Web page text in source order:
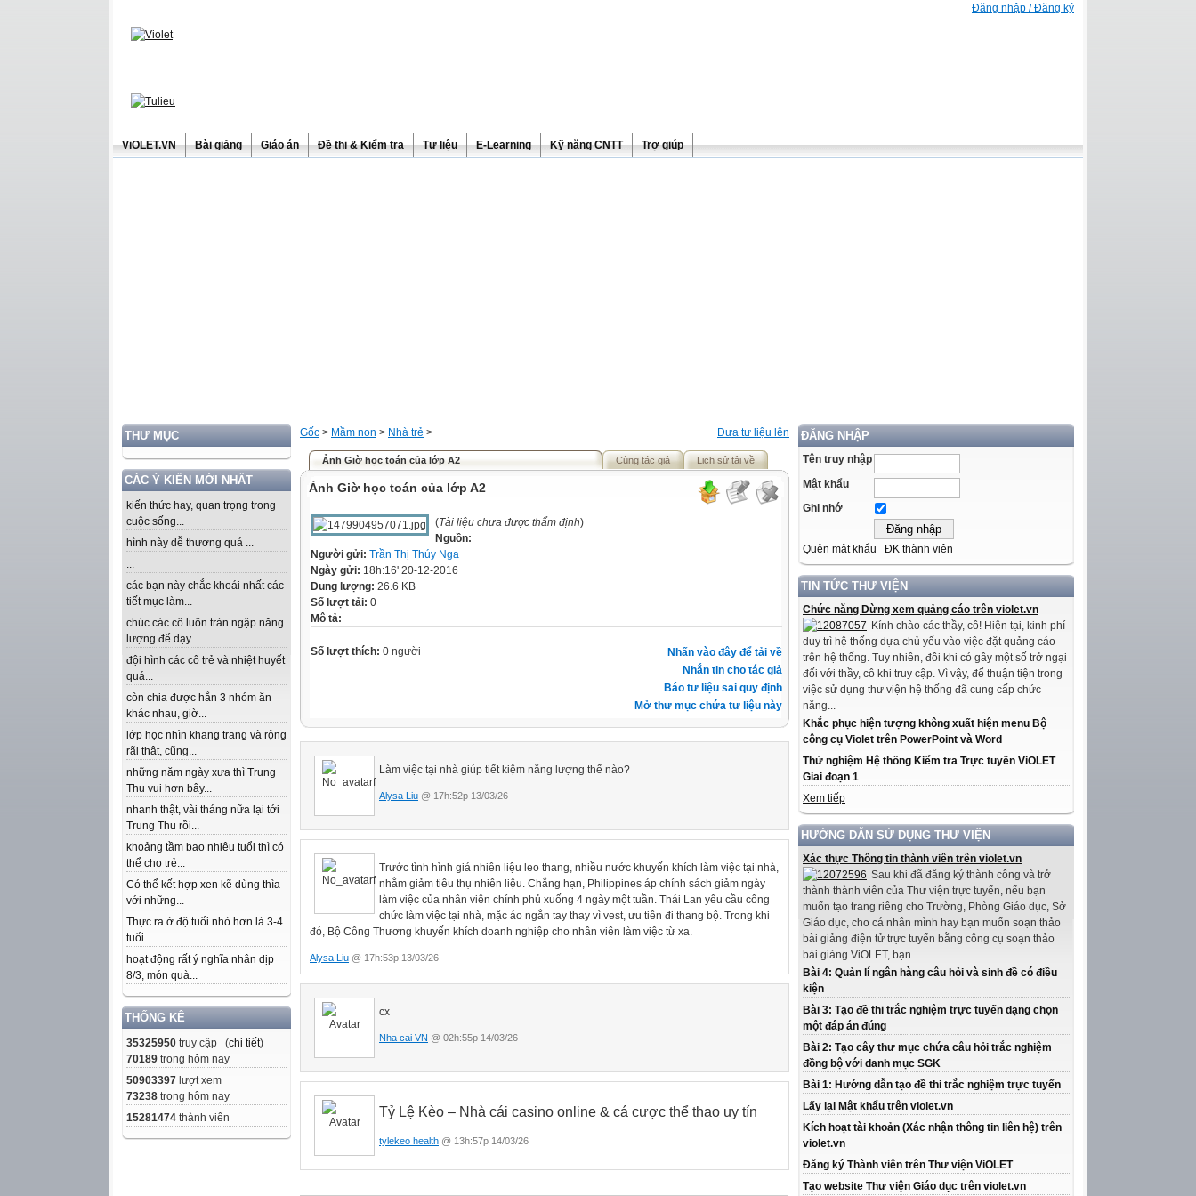
Đăng nhập / Đăng ký
ViOLET.VN Bài giảng Giáo án Đề thi & Kiểm tra Tư liệu E-Learning Kỹ năng CNTT Trợ giúp
THƯ MỤC
CÁC Ý KIẾN MỚI NHẤT
kiến thức hay, quan trọng trong
cuộc sống...
hình này dễ thương quá ...
...
các bạn này chắc khoái nhất các
tiết mục làm...
chúc các cô luôn tràn ngập năng
lượng để dạy...
đội hình các cô trẻ và nhiệt huyết
quá...
còn chia được hẳn 3 nhóm ăn
khác nhau, giờ...
lớp học nhìn khang trang và rộng
rãi thật, cũng...
những năm ngày xưa thì Trung
Thu vui hơn bây...
nhanh thật, vài tháng nữa lại tới
Trung Thu rồi...
khoảng tầm bao nhiêu tuổi thì có
thể cho trẻ...
Có thể kết hợp xen kẽ dùng thìa
với những...
Thực ra ở độ tuổi nhỏ hơn là 3-4
tuổi...
hoạt động rất ý nghĩa nhân dịp
8/3, món quà...
THỐNG KÊ
35325950 truy cập (chi tiết)
70189 trong hôm nay
50903397 lượt xem
73238 trong hôm nay
15281474 thành viên
ĐĂNG NHẬP
Tên truy nhập
Mật khẩu
Ghi nhớ
Quên mật khẩu ĐK thành viên
TIN TỨC THƯ VIỆN
Chức năng Dừng xem quảng cáo trên violet.vn
Kính chào các thầy, cô! Hiện tại, kinh phí
duy trì hệ thống dựa chủ yếu vào việc đặt quảng cáo
trên hệ thống. Tuy nhiên, đôi khi có gây một số trở ngại
đối với thầy, cô khi truy cập. Vì vậy, để thuận tiện trong
việc sử dụng thư viện hệ thống đã cung cấp chức
năng...
Khắc phục hiện tượng không xuất hiện menu Bộ
công cụ Violet trên PowerPoint và Word
Thử nghiệm Hệ thống Kiểm tra Trực tuyến ViOLET
Giai đoạn 1
Xem tiếp
HƯỚNG DẪN SỬ DỤNG THƯ VIỆN
Xác thực Thông tin thành viên trên violet.vn
Sau khi đã đăng ký thành công và trở
thành thành viên của Thư viện trực tuyến, nếu bạn
muốn tạo trang riêng cho Trường, Phòng Giáo dục, Sở
Giáo dục, cho cá nhân mình hay bạn muốn soạn thảo
bài giảng điện tử trực tuyến bằng công cụ soạn thảo
bài giảng ViOLET, bạn...
Bài 4: Quản lí ngân hàng câu hỏi và sinh đề có điều
kiện
Bài 3: Tạo đề thi trắc nghiệm trực tuyến dạng chọn
một đáp án đúng
Bài 2: Tạo cây thư mục chứa câu hỏi trắc nghiệm
đồng bộ với danh mục SGK
Bài 1: Hướng dẫn tạo đề thi trắc nghiệm trực tuyến
Lấy lại Mật khẩu trên violet.vn
Kích hoạt tài khoản (Xác nhận thông tin liên hệ) trên
violet.vn
Đăng ký Thành viên trên Thư viện ViOLET
Tạo website Thư viện Giáo dục trên violet.vn
Đưa tư liệu lên
Gốc > Mầm non > Nhà trẻ >
Ảnh Giờ học toán của lớp A2 Cùng tác giả Lịch sử tải về
Ảnh Giờ học toán của lớp A2
(Tài liệu chưa được thẩm định)
Nguồn:
Người gửi: Trần Thị Thúy Nga
Ngày gửi: 18h:16' 20-12-2016
Dung lượng: 26.6 KB
Số lượt tải: 0
Mô tả:
Nhấn vào đây để tải về
Nhắn tin cho tác giả
Báo tư liệu sai quy định
Mở thư mục chứa tư liệu này
Số lượt thích: 0 người
Làm việc tại nhà giúp tiết kiệm năng lượng thế nào?
Alysa Liu @ 17h:52p 13/03/26
Trước tình hình giá nhiên liệu leo thang, nhiều nước khuyến khích làm việc tại nhà,
nhằm giảm tiêu thụ nhiên liệu. Chẳng hạn, Philippines áp chính sách giảm ngày
làm việc của nhân viên chính phủ xuống 4 ngày một tuần. Thái Lan yêu cầu công
chức làm việc tại nhà, mặc áo ngắn tay thay vì vest, ưu tiên đi thang bộ. Trong khi
đó, Bộ Công Thương khuyến khích doanh nghiệp cho nhân viên làm việc từ xa.
Alysa Liu @ 17h:53p 13/03/26
cx
Nha cai VN @ 02h:55p 14/03/26
Tỷ Lệ Kèo – Nhà cái casino online & cá cược thể thao uy tín
tylekeo health @ 13h:57p 14/03/26